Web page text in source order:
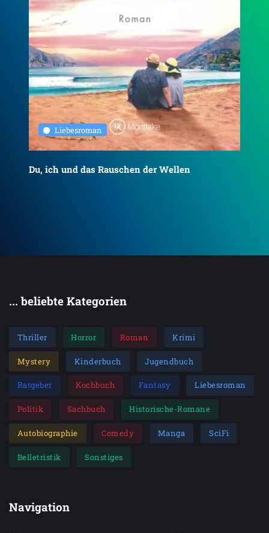
Liebesroman
Du, ich und das Rauschen der Wellen
... beliebte Kategorien
Thriller Horror Roman Krimi
Mystery Kinderbuch Jugendbuch
Ratgeber Kochbuch Fantasy Liebesroman
Politik Sachbuch Historische-Romane
Autobiographie Comedy Manga SciFi
Belletristik Sonstiges
Navigation